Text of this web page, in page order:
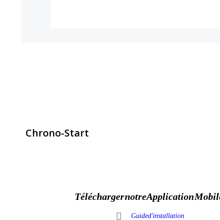
Chrono-Start
Télécharger notre Application
Guide d'installation